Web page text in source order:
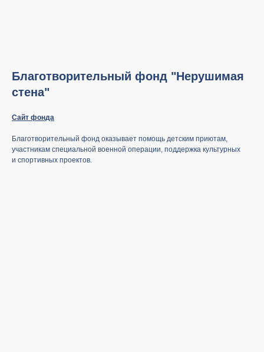
Благотворительный фонд "Нерушимая
стена"
Сайт фонда
Благотворительный фонд оказывает помощь детским приютам,
участникам специальной военной операции, поддержка культурных
и спортивных проектов.